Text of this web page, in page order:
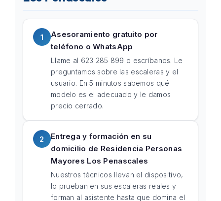
1
Asesoramiento gratuito por
teléfono o WhatsApp
Llame al 623 285 899 o escríbanos. Le
preguntamos sobre las escaleras y el
usuario. En 5 minutos sabemos qué
modelo es el adecuado y le damos
precio cerrado.
2
Entrega y formación en su
domicilio de Residencia Personas
Mayores Los Penascales
Nuestros técnicos llevan el dispositivo,
lo prueban en sus escaleras reales y
forman al asistente hasta que domina el